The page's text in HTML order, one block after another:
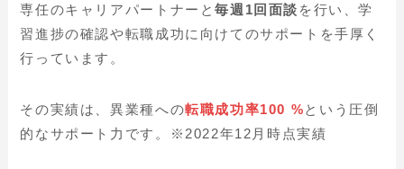
専任のキャリアパートナーと毎週1回面談 を行い、学
習進捗の確認や転職成功に向けてのサポートを手厚く
行っています。
その実績は、異業種への転職成功率100 %という圧倒
的なサポート力です。
※2022年12月時点実績